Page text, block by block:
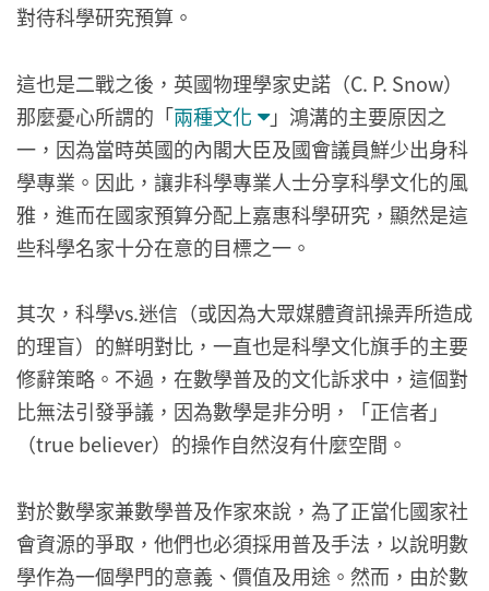
對待科學研究預算。
這也是二戰之後，英國物理學家史諾（C. P. Snow）
那麼憂心所謂的「兩種文化
」鴻溝的主要原因之
一，因為當時英國的內閣大臣及國會議員鮮少出身科
學專業。因此，讓非科學專業人士分享科學文化的風
雅，進而在國家預算分配上嘉惠科學研究，顯然是這
些科學名家十分在意的目標之一。
其次，科學vs.迷信（或因為大眾媒體資訊操弄所造成
的理盲）的鮮明對比，一直也是科學文化旗手的主要
修辭策略。不過，在數學普及的文化訴求中，這個對
比無法引發爭議，因為數學是非分明，「正信者」
（true believer）的操作自然沒有什麼空間。
對於數學家兼數學普及作家來說，為了正當化國家社
會資源的爭取，他們也必須採用普及手法，以說明數
學作為一個學門的意義、價值及用途。然而，由於數